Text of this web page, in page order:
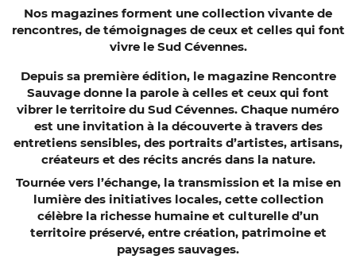
Nos magazines forment une collection vivante de
rencontres, de témoignages de ceux et celles qui font
vivre le Sud Cévennes.
Depuis sa première édition, le magazine Rencontre
Sauvage donne la parole à celles et ceux qui font
vibrer le territoire du Sud Cévennes. Chaque numéro
est une invitation à la découverte à travers des
entretiens sensibles, des portraits d’artistes, artisans,
créateurs et des récits ancrés dans la nature.
Tournée vers l’échange, la transmission et la mise en
lumière des initiatives locales, cette collection
célèbre la richesse humaine et culturelle d’un
territoire préservé, entre création, patrimoine et
paysages sauvages.